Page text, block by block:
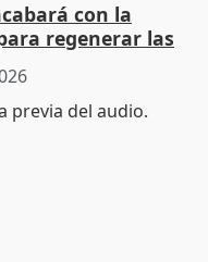
con la
regenerar las